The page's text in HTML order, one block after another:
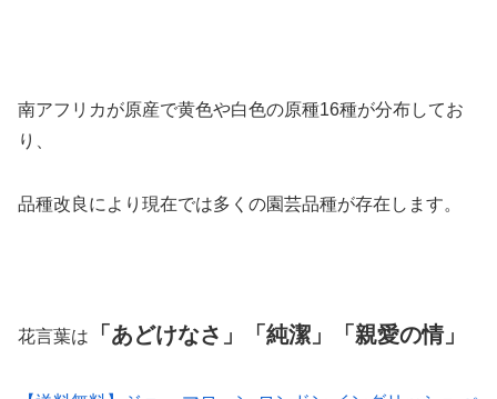
南アフリカが原産で黄色や白色の原種16種が分布してお
り、
品種改良により現在では多くの園芸品種が存在します。
花言葉は 「あどけなさ」「純潔」「親愛の情」